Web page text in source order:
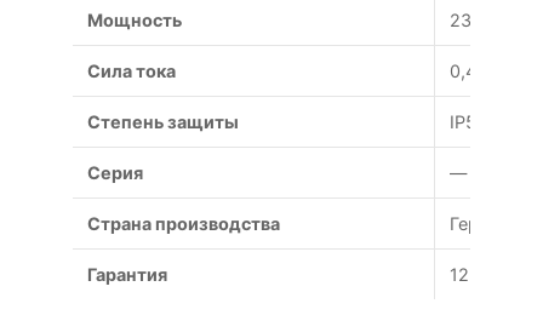
Мощность 230/172 Вт
Сила тока 0,46/0,27
Степень защиты IP54
Серия —
Страна производства Германия
Гарантия 12